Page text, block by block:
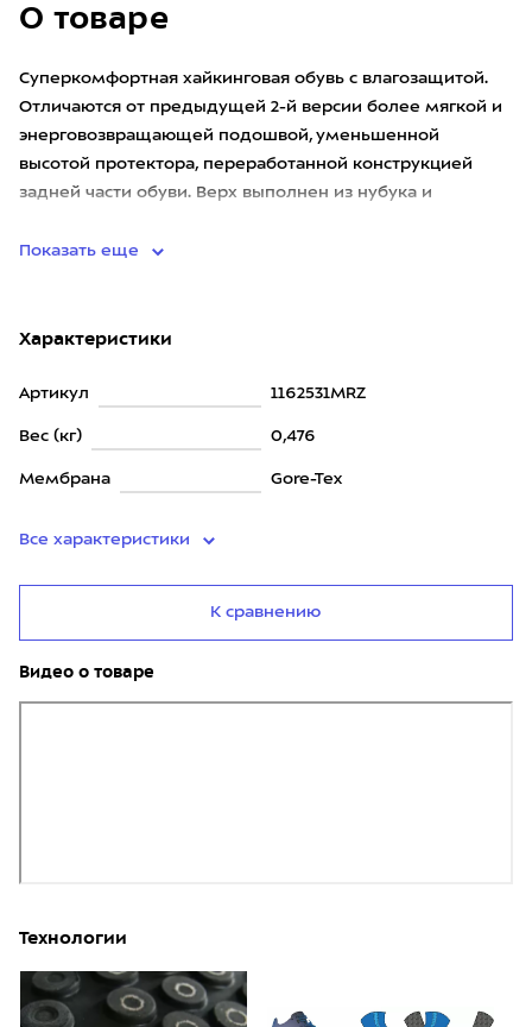
О товаре
Суперкомфортная хайкинговая обувь с влагозащитой.
Отличаются от предыдущей 2-й версии более мягкой и
энерговозвращающей подошвой, уменьшенной
высотой протектора, переработанной конструкцией
задней части обуви. Верх выполнен из нубука и
Показать еще
Характеристики
Артикул 1162531MRZ
Вес (кг) 0,476
Мембрана Gore-Tex
Все характеристики
К сравнению
Видео о товаре
Технологии